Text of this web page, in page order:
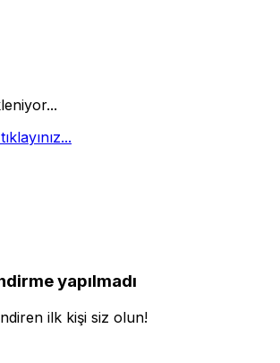
yapılmadı
ilk kişi siz olun!